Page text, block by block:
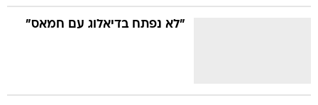
"לא נפתח בדיאלוג עם חמאס"